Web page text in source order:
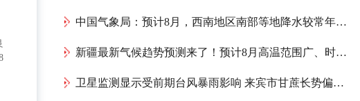
中国气象局：预计8月，西南地区南部等地降水较常年同期偏多，存在阶段性暴雨洪涝等风险
新疆最新气候趋势预测来了！预计8月高温范围广、时间长
卫星监测显示受前期台风暴雨影响 来宾市甘蔗长势偏弱 需加强管理